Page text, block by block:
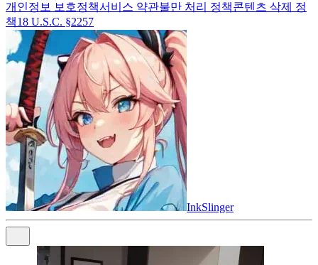
개인정보 보호정책서비스 약관불만 처리 정책콘텐츠 삭제 정
책18 U.S.C. §2257
InkSlinger